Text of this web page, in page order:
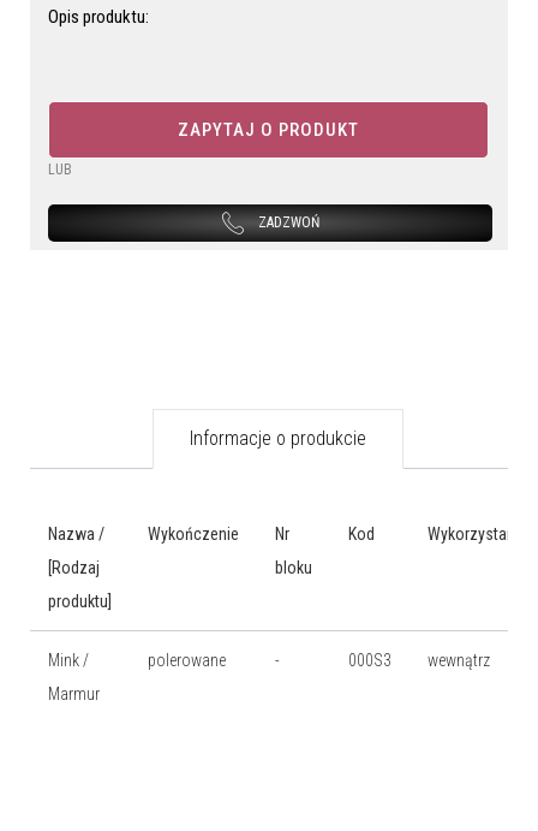
Opis produktu:
ZAPYTAJ O PRODUKT
LUB
ZADZWOŃ
Informacje o produkcie
Nazwa /
[Rodzaj
produktu]
Wykończenie
Nr
bloku
Kod Wykorzystanie
Mink /
Marmur
polerowane - 000S3 wewnątrz